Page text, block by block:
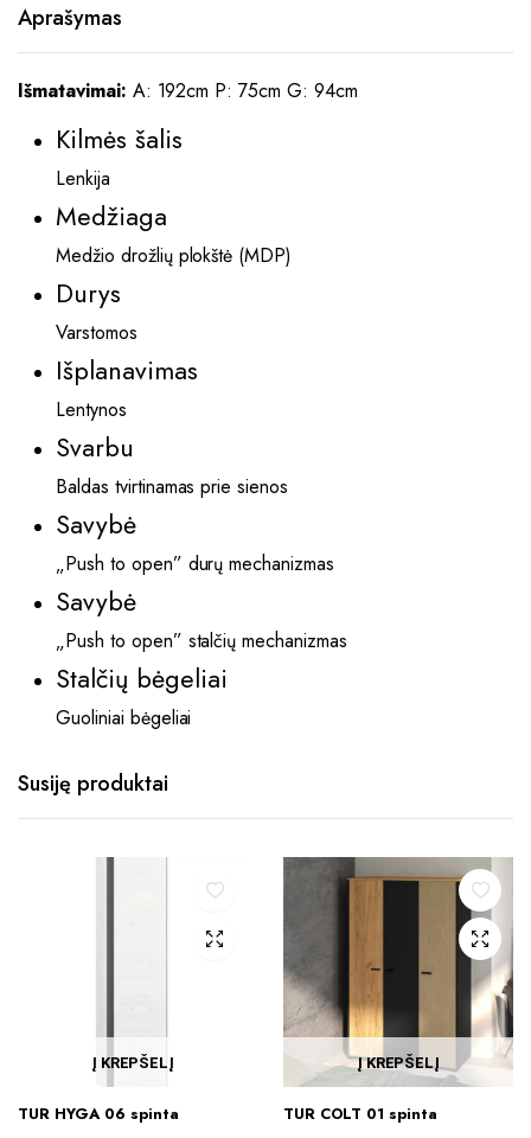
Aprašymas
Išmatavimai: A: 192cm P: 75cm G: 94cm
Kilmės šalis
Lenkija
Medžiaga
Medžio drožlių plokštė (MDP)
Durys
Varstomos
Išplanavimas
Lentynos
Svarbu
Baldas tvirtinamas prie sienos
Savybė
„Push to open” durų mechanizmas
Savybė
„Push to open” stalčių mechanizmas
Stalčių bėgeliai
Guoliniai bėgeliai
Susiję produktai
Į KREPŠELĮ
TUR HYGA 06 spinta
Į KREPŠELĮ
TUR COLT 01 spinta